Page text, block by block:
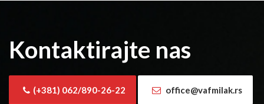
Kontaktirajte nas
(+381) 062/890-26-22 office@vafmilak.rs